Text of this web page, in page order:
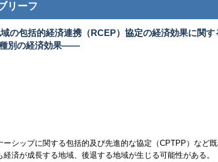
リーフ
の包括的経済連携（RCEP）協定の経済効果に関
別の経済効果――
ーシップに関する包括的及び先進的な協定（CPTPP）など
経済が成長する地域、後退する地域が生じる可能性がある。